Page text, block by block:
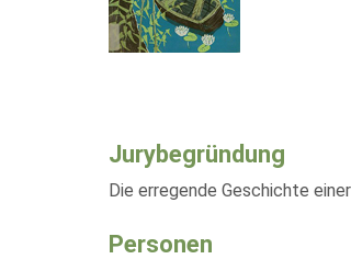
Jurybegründung
Die erregende Geschichte
Personen